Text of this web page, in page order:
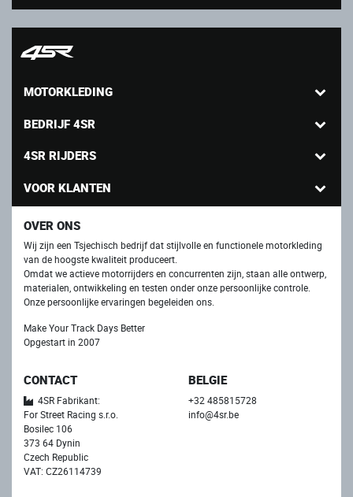
MOTORKLEDING
BEDRIJF 4SR
4SR RIJDERS
VOOR KLANTEN
OVER ONS
Wij zijn een Tsjechisch bedrijf dat stijlvolle en functionele motorkleding
van de hoogste kwaliteit produceert.
Omdat we actieve motorrijders en concurrenten zijn, staan ​​alle ontwerp,
materialen, ontwikkeling en testen onder onze persoonlijke controle.
Onze persoonlijke ervaringen begeleiden ons.
Make Your Track Days Better
Opgestart in 2007
CONTACT
4SR Fabrikant:
For Street Racing s.r.o.
Bosilec 106
373 64 Dynin
Czech Republic
VAT: CZ26114739
BELGIE
+32 485815728
info@4sr.be